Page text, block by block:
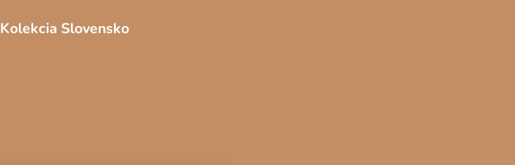
Kolekcia Slovensko